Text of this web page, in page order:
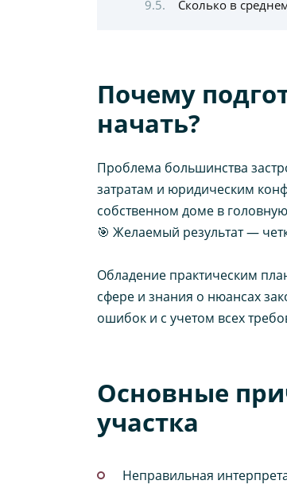
Сколько в
Почему
начать?
Проблема большинства
затратам и юридическим
собственном доме в
🎯 Желаемый результат —
Обладение практическим
сфере и знания о нюансах
ошибок и с учетом всех
Основные
участка
Неправильная